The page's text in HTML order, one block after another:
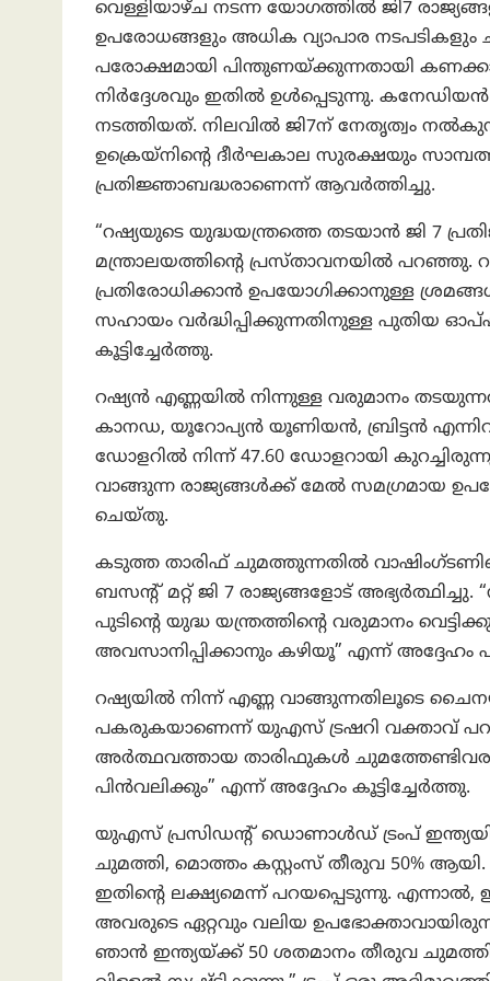
വെള്ളിയാഴ്ച നടന്ന യോഗത്തിൽ ജി7
ഉപരോധങ്ങളും അധിക വ്യാപാര
പരോക്ഷമായി പിന്തുണയ്ക്കുന്നതായി
നിർദ്ദേശവും ഇതിൽ ഉൾപ്പെടുന്നു.
നടത്തിയത്. നിലവിൽ ജി7ന് നേതൃത്വം
ഉക്രെയ്‌നിന്റെ ദീർഘകാല സുരക്ഷയും
പ്രതിജ്ഞാബദ്ധരാണെന്ന് ആവർത്തിച്ചു.
“റഷ്യയുടെ യുദ്ധയന്ത്രത്തെ തടയാൻ ജി 7
മന്ത്രാലയത്തിന്റെ പ്രസ്താവനയിൽ പറഞ്ഞു.
പ്രതിരോധിക്കാൻ ഉപയോഗിക്കാനുള്ള
സഹായം വർദ്ധിപ്പിക്കുന്നതിനുള്ള പുതിയ
കൂട്ടിച്ചേർത്തു.
റഷ്യൻ എണ്ണയിൽ നിന്നുള്ള വരുമാനം
കാനഡ, യൂറോപ്യൻ യൂണിയൻ, ബ്രിട്ടൻ എന്നിവ
ഡോളറിൽ നിന്ന് 47.60 ഡോളറായി
വാങ്ങുന്ന രാജ്യങ്ങൾക്ക് മേൽ സമഗ്രമായ
ചെയ്തു.
കടുത്ത താരിഫ് ചുമത്തുന്നതിൽ
ബസന്റ് മറ്റ് ജി 7 രാജ്യങ്ങളോട്
പുടിന്റെ യുദ്ധ യന്ത്രത്തിന്റെ വരുമാനം
അവസാനിപ്പിക്കാനും കഴിയൂ” എന്ന്
റഷ്യയിൽ നിന്ന് എണ്ണ വാങ്ങുന്നതിലൂടെ
പകരുകയാണെന്ന് യുഎസ് ട്രഷറി വക്താവ്
അർത്ഥവത്തായ താരിഫുകൾ
പിൻവലിക്കും” എന്ന് അദ്ദേഹം കൂട്ടിച്ചേർത്തു.
യുഎസ് പ്രസിഡന്റ് ഡൊണാൾഡ് ട്രംപ്
ചുമത്തി, മൊത്തം കസ്റ്റംസ് തീരുവ 50%
ഇതിന്റെ ലക്ഷ്യമെന്ന് പറയപ്പെടുന്നു. എന്നാല്‍,
അവരുടെ ഏറ്റവും വലിയ
ഞാൻ ഇന്ത്യയ്ക്ക് 50 ശതമാനം തീരുവ